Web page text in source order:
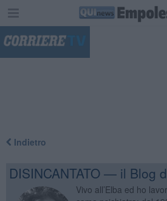
Indietro
DISINCANTATO — il Blog
Vivo all’Elba ed ho